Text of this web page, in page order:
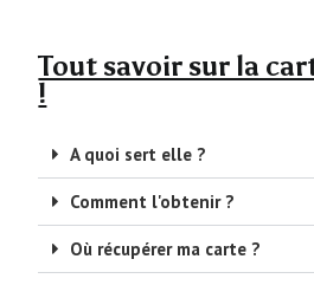
Tout savoir sur la
!
A quoi sert elle ?
Comment l'obtenir ?
Où récupérer ma carte ?